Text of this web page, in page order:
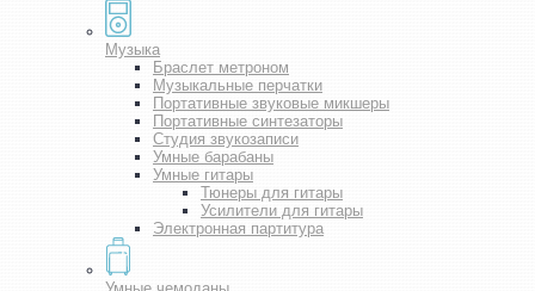
Музыка
Браслет метроном
Музыкальные перчатки
Портативные звуковые микшеры
Портативные синтезаторы
Студия звукозаписи
Умные барабаны
Умные гитары
Тюнеры для гитары
Усилители для гитары
Электронная партитура